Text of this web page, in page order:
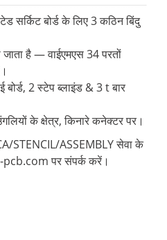
सर्किट बोर्ड के लिए 3 कठिन बिंदु
है — वाईएमएस 34 परतों
2 स्टेप ब्लाइंड & 3 t बार
के क्षेत्र, किनारे कनेक्टर पर।
STENCIL/ASSEMBLY सेवा के
pcb.comपर संपर्क करें।